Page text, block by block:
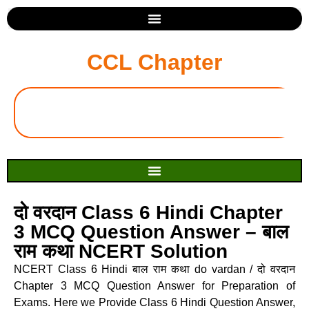
CCL Chapter
दो वरदान Class 6 Hindi Chapter
3 MCQ Question Answer – बाल
राम कथा NCERT Solution
NCERT Class 6 Hindi बाल राम कथा do vardan / दो वरदान
Chapter 3 MCQ Question Answer for Preparation of
Exams. Here we Provide Class 6 Hindi Question Answer,